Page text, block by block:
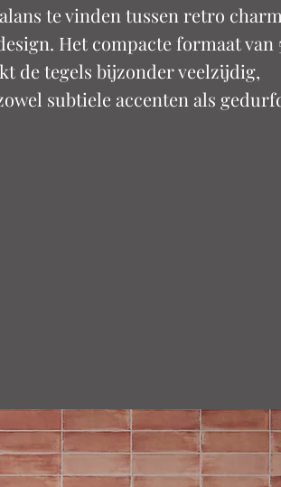
te vinden tussen retro
Het compacte formaat van
de tegels bijzonder veelzijdig,
subtiele accenten als